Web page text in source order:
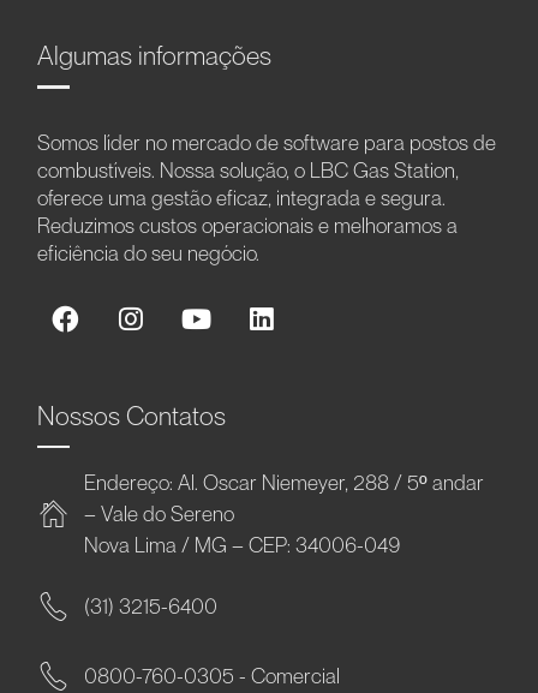
Algumas informações
Somos líder no mercado de software para postos de
combustíveis. Nossa solução, o LBC Gas Station,
oferece uma gestão eficaz, integrada e segura.
Reduzimos custos operacionais e melhoramos a
eficiência do seu negócio.
Nossos Contatos
Endereço: Al. Oscar Niemeyer, 288 / 5º andar
– Vale do Sereno
Nova Lima / MG – CEP: 34006-049
(31) 3215-6400
0800-760-0305 - Comercial